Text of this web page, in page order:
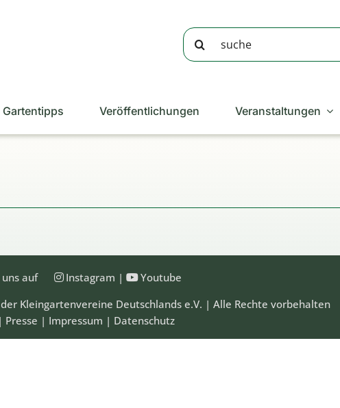
Suche
nach:
Gartentipps Veröffentlichungen Veranstaltungen
uns auf Instagram |
Youtube
Kleingartenvereine Deutschlands e.V. | Alle Rechte vorbehalten
| Presse | Impressum | Datenschutz